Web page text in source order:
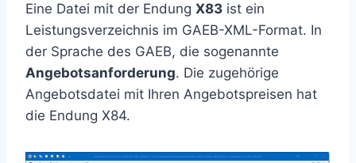
Eine Datei mit der Endung X83 ist ein
Leistungsverzeichnis im GAEB-XML-Format. In
der Sprache des GAEB, die sogenannte
Angebotsanforderung. Die zugehörige
Angebotsdatei mit Ihren Angebotspreisen hat
die Endung X84.